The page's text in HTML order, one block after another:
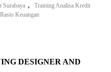
Surabaya ,
Training Analisa Kredit
Keuangan
DESIGNER AND